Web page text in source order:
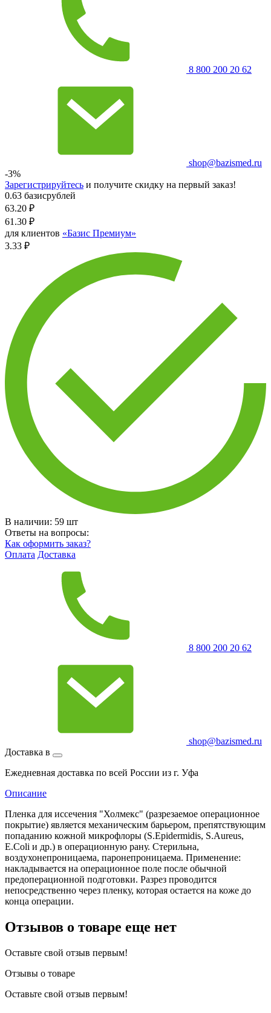
8 800 200 20 62
shop@bazismed.ru
-3%
Зарегистрируйтесь и получите скидку на первый заказ!
0.63 базисрублей
63.20 ₽
61.30 ₽
для клиентов «Базис Премиум»
3.33 ₽
В наличии: 59 шт
Ответы на вопросы:
Как оформить заказ?
Оплата Доставка
8 800 200 20 62
shop@bazismed.ru
Доставка в
Ежедневная доставка по всей России из г. Уфа
Описание
Пленка для иссечения "Холмекс" (разрезаемое операционное
покрытие) является механическим барьером, препятствующим
попаданию кожной микрофлоры (S.Epidermidis, S.Aureus,
E.Coli и др.) в операционную рану. Стерильна,
воздухонепроницаема, паронепроницаема. Применение:
накладывается на операционное поле после обычной
предоперационной подготовки. Разрез проводится
непосредственно через пленку, которая остается на коже до
конца операции.
Отзывов о товаре еще нет
Оставьте свой отзыв первым!
Отзывы о товаре
Оставьте свой отзыв первым!